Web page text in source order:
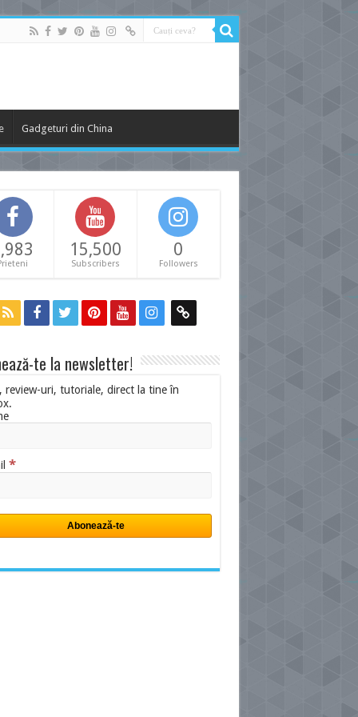
Gadgeturi din China
15,500
Subscribers
0
Followers
te la newsletter!
review-uri, tutoriale, direct la tine în
*